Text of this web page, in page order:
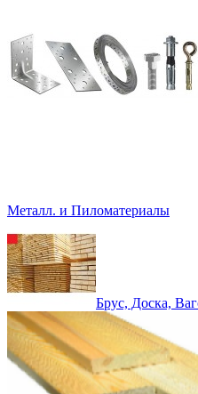
Металл. и Пиломатериалы
Брус, Доска,